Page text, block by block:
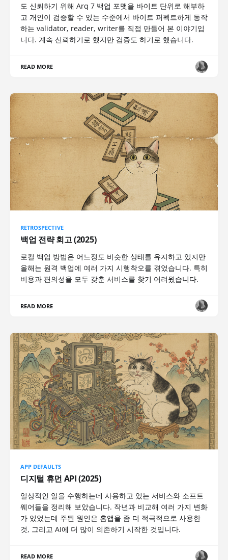
도 신뢰하기 위해 Arq 7 백업 포맷을 바이트 단위로 해부하
고 개인이 검증할 수 있는 수준에서 바이트 퍼펙트하게 동작
하는 validator, reader, writer를 직접 만들어 본 이야기입
니다. 계속 신뢰하기로 했지만 검증도 하기로 했습니다.
READ MORE
RETROSPECTIVE
백업 전략 회고 (2025)
로컬 백업 방법은 어느정도 비슷한 상태를 유지하고 있지만
올해는 원격 백업에 여러 가지 시행착오를 겪었습니다. 특히
비용과 편의성을 모두 갖춘 서비스를 찾기 어려웠습니다.
READ MORE
APP DEFAULTS
디지털 휴먼 API (2025)
일상적인 일을 수행하는데 사용하고 있는 서비스와 소프트
웨어들을 정리해 보았습니다. 작년과 비교해 여러 가지 변화
가 있었는데 주된 원인은 홈앱을 좀 더 적극적으로 사용한
것, 그리고 AI에 더 많이 의존하기 시작한 것입니다.
READ MORE